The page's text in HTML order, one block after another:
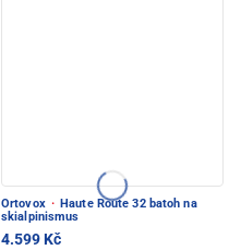
Ortovox · Haute Route 32 batoh na
skialpinismus
4.599 Kč